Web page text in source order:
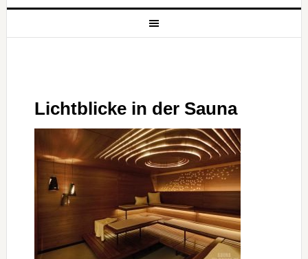
Lichtblicke in der Sauna